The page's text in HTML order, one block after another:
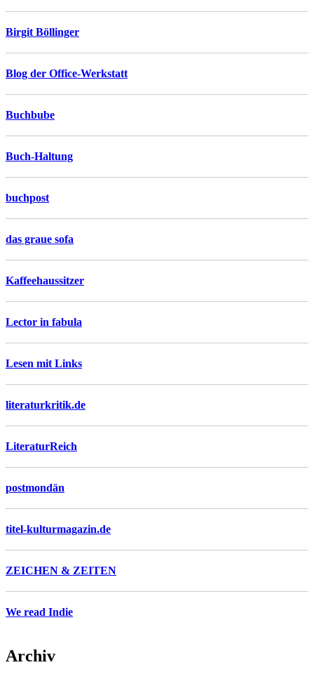
Birgit Böllinger
Blog der Office-Werkstatt
Buchbube
Buch-Haltung
buchpost
das graue sofa
Kaffeehaussitzer
Lector in fabula
Lesen mit Links
literaturkritik.de
LiteraturReich
postmondän
titel-kulturmagazin.de
ZEICHEN & ZEITEN
We read Indie
Archiv